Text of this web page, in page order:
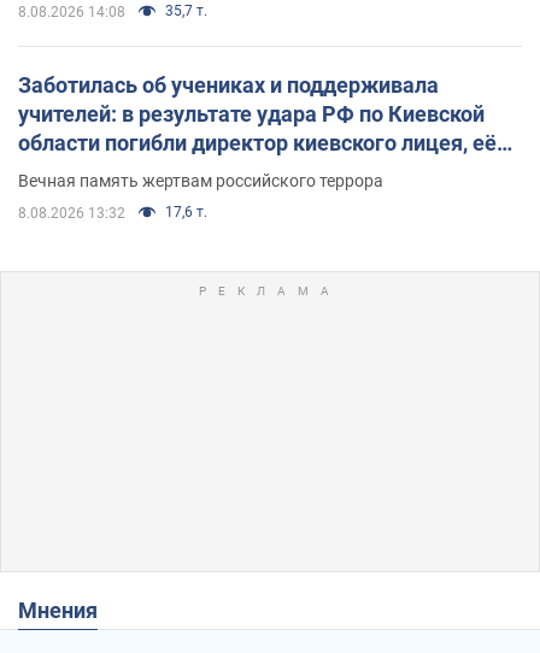
8.08.2026 14:08 35,7 т.
Заботилась об учениках и поддерживала
учителей: в результате удара РФ по Киевской
области погибли директор киевского лицея, её
муж и внук
Вечная память жертвам российского террора
8.08.2026 13:32 17,6 т.
Мнения